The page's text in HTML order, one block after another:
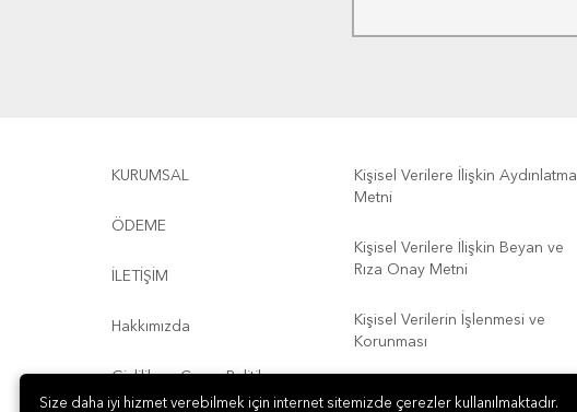
KURUMSAL
ÖDEME
İLETİŞİM
Hakkımızda
Gizlilik ve Çerez Politikası
Kişisel Verilere İlişkin Aydınlatma
Metni
Kişisel Verilere İlişkin Beyan ve
Rıza Onay Metni
Kişisel Verilerin İşlenmesi ve
Korunması
Kullanım Koşulları
Size daha iyi hizmet verebilmek için internet sitemizde çerezler kullanılmaktadır.